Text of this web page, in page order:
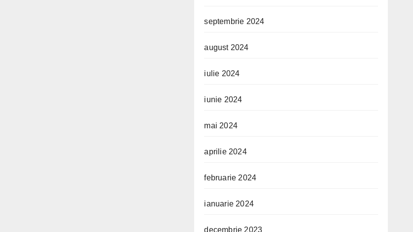
septembrie 2024
august 2024
iulie 2024
iunie 2024
mai 2024
aprilie 2024
februarie 2024
ianuarie 2024
decembrie 2023